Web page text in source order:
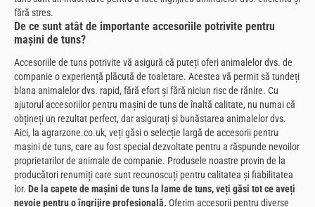
fără stres.
De ce sunt atât de importante accesoriile potrivite pentru
mașini de tuns?
Accesoriile de tuns potrivite vă asigură că puteți oferi animalelor dvs. de
companie o experiență plăcută de toaletare. Acestea vă permit să tundeți
blana animalelor dvs. rapid, fără efort și fără niciun risc de rănire. Cu
ajutorul accesoriilor pentru mașini de tuns de înaltă calitate, nu numai că
obțineți un rezultat perfect, dar asigurați și bunăstarea animalelor dvs.
Aici, la agrarzone.co.uk, veți găsi o selecție largă de accesorii pentru
mașini de tuns, care au fost special dezvoltate pentru a răspunde nevoilor
proprietarilor de animale de companie. Produsele noastre provin de la
producători renumiți care sunt recunoscuți pentru calitatea și fiabilitatea
lor. De la capete de mașini de tuns la lame de tuns, veți găsi tot ce aveți
nevoie pentru o îngrijire profesională. Oferim accesorii pentru diverse